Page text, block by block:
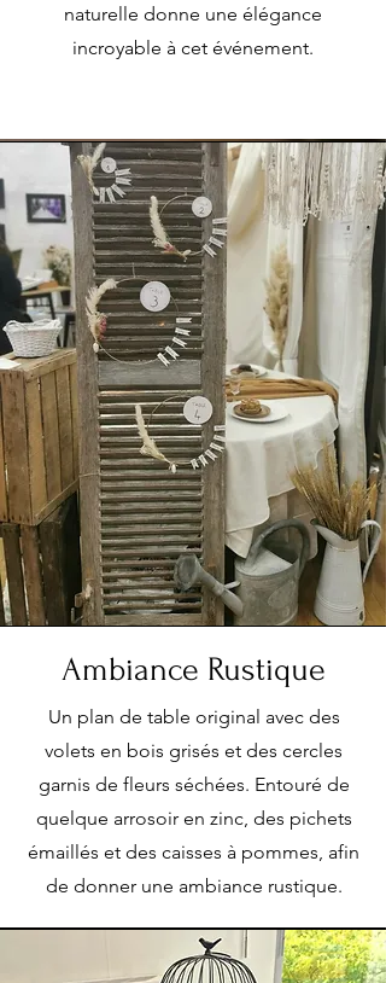
naturelle donne une élégance
incroyable à cet événement.
Ambiance Rustique
Un plan de table original avec des
volets en bois grisés et des cercles
garnis de fleurs séchées. Entouré de
quelque arrosoir en zinc, des pichets
émaillés et des caisses à pommes, afin
de donner une ambiance rustique.